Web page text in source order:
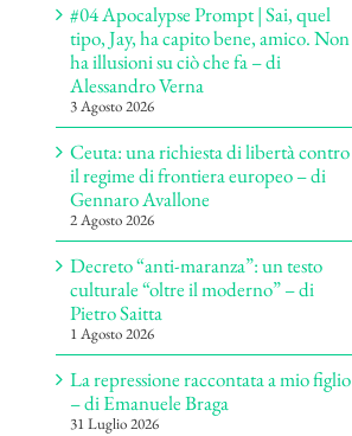
#04 Apocalypse Prompt | Sai, quel
tipo, Jay, ha capito bene, amico. Non
ha illusioni su ciò che fa – di
Alessandro Verna
3 Agosto 2026
Ceuta: una richiesta di libertà contro
il regime di frontiera europeo – di
Gennaro Avallone
2 Agosto 2026
Decreto “anti-maranza”: un testo
culturale “oltre il moderno” – di
Pietro Saitta
1 Agosto 2026
La repressione raccontata a mio figlio
– di Emanuele Braga
31 Luglio 2026